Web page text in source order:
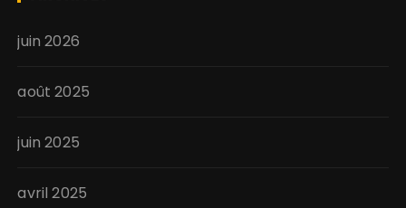
juin 2026
août 2025
juin 2025
avril 2025